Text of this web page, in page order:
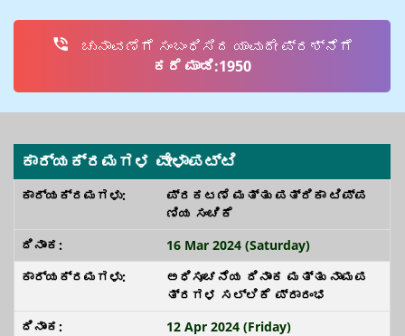
ಚುನಾವಣೆಗೆ ಸಂಬಂಧಿಸಿದ ಯಾವುದೇ ಪ್ರಶ್ನೆಗೆ
ಕರೆ ಮಾಡಿ:1950
ಕಾರ್ಯಕ್ರಮಗಳ ವೇಳಾಪಟ್ಟಿ
ಪ್ರಕಟಣೆ ಮತ್ತು ಪತ್ರಿಕಾ ಟಿಪ್ಪ
ಣಿಯ ಸಂಚಿಕೆ
16 Mar 2024 (Saturday)
ಅಧಿಸೂಚನೆಯ ದಿನಾಂಕ ಮತ್ತು ನಾಮಪ
ತ್ರಗಳ ಸಲ್ಲಿಕೆ ಪ್ರಾರಂಭ
12 Apr 2024 (Friday)